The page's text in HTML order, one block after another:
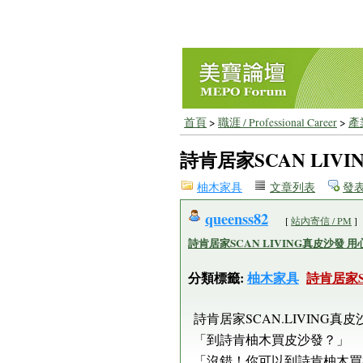
首頁> 職涯 / Professional Career> 產
詩肯居家SCAN
柚木家具 文章列表 發
queenss82 [站內寄信 / PM ]
詩肯居家SCAN LIVING真皮沙發 用
分類標籤: 柚木家具 詩肯居家
詩肯居家SCAN.LIVING真皮
「到詩肯柚木買皮沙發？」